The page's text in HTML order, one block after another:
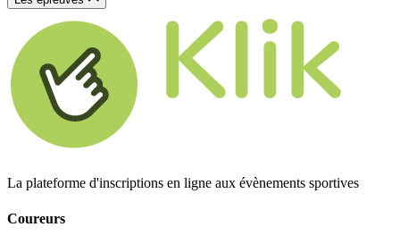
La plateforme d'inscriptions en ligne aux évènements sportives
Coureurs